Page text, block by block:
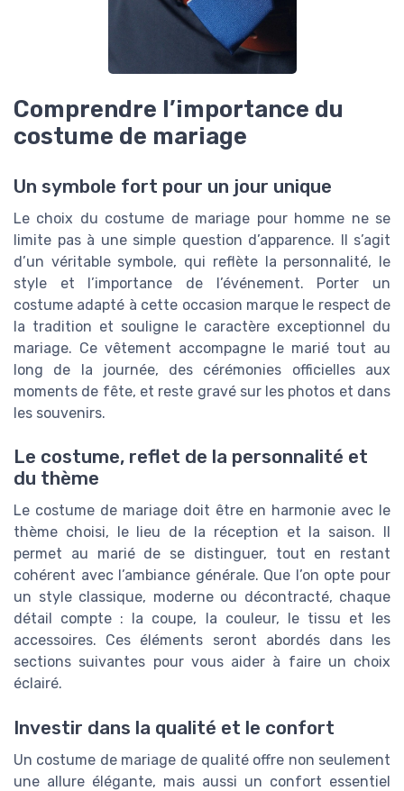
Comprendre l’importance du
costume de mariage
Un symbole fort pour un jour unique
Le choix du costume de mariage pour homme ne se
limite pas à une simple question d’apparence. Il s’agit
d’un véritable symbole, qui reflète la personnalité, le
style et l’importance de l’événement. Porter un
costume adapté à cette occasion marque le respect de
la tradition et souligne le caractère exceptionnel du
mariage. Ce vêtement accompagne le marié tout au
long de la journée, des cérémonies officielles aux
moments de fête, et reste gravé sur les photos et dans
les souvenirs.
Le costume, reflet de la personnalité et
du thème
Le costume de mariage doit être en harmonie avec le
thème choisi, le lieu de la réception et la saison. Il
permet au marié de se distinguer, tout en restant
cohérent avec l’ambiance générale. Que l’on opte pour
un style classique, moderne ou décontracté, chaque
détail compte : la coupe, la couleur, le tissu et les
accessoires. Ces éléments seront abordés dans les
sections suivantes pour vous aider à faire un choix
éclairé.
Investir dans la qualité et le confort
Un costume de mariage de qualité offre non seulement
une allure élégante, mais aussi un confort essentiel